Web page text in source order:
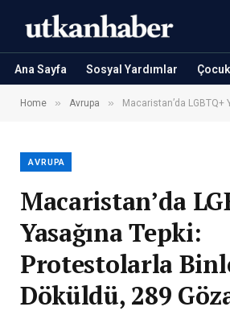
Ana Sayfa Sosyal Yardımlar
Home » Avrupa » Macaristan’da LGBTQ+ Yasağına Tepki:
AVRUPA
Macaristan’da
Yasağına Tepki:
Protestolarla
Döküldü, 289